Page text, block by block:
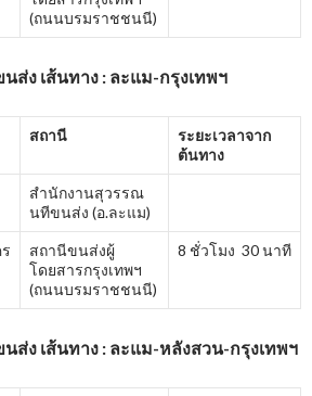
(ถนนบรมราชชนนี)
ง เส้นทาง : ละแม-กรุงเทพฯ
สถานี
ระยะเวลาจาก
ต้นทาง
สำนักงานสุวรรณ
นทีขนส่ง (อ.ละแม)
สถานีขนส่งผู้
โดยสารกรุงเทพฯ
(ถนนบรมราชชนนี)
8 ชั่วโมง 30 นาที
ส่ง เส้นทาง : ละแม-หลังสวน-กรุงเทพฯ